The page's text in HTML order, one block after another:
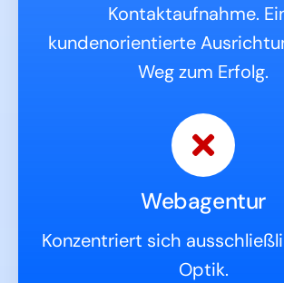
Kontaktaufnahme.
kundenorientierte
Weg zum Erfolg.
Webagentur
Konzentriert sich
Optik.